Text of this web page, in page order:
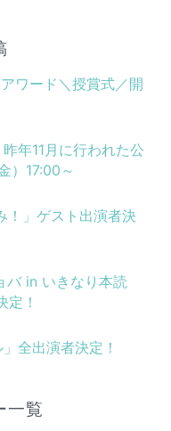
ワード＼授賞式／開
年11月に行われた公
）17:00～
！」ゲスト出演者決
バ in いきなり本読
！
全出演者決定！
一覧